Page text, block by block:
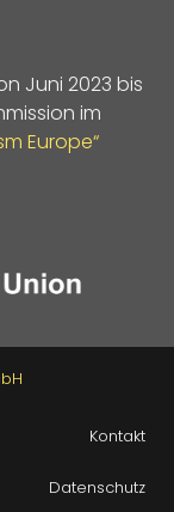
Juni 2023 bis
im
Europe“
Kontakt
Datenschutz